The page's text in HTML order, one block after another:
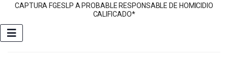
CAPTURA FGESLP A PROBABLE RESPONSABLE DE HOMICIDIO
CALIFICADO*